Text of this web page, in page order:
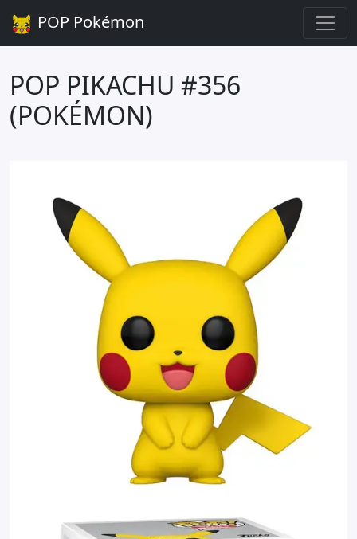
POP Pokémon
POP PIKACHU #356
(POKÉMON)